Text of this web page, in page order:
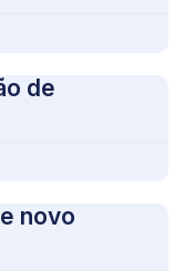
de
novo